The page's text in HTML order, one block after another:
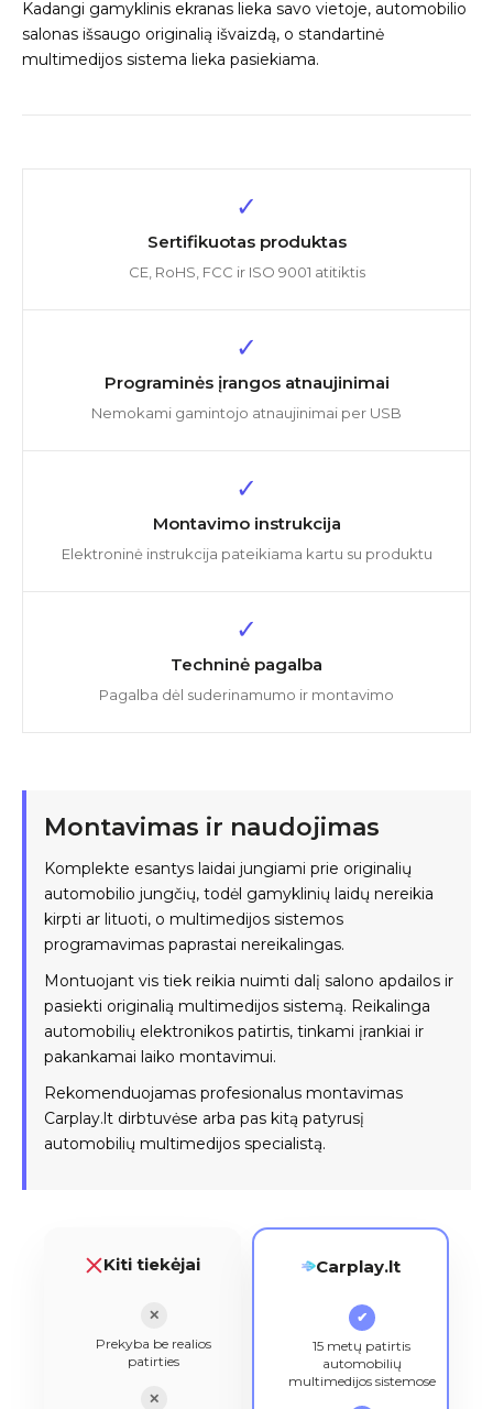
Kadangi gamyklinis ekranas lieka savo vietoje, automobilio
salonas išsaugo originalią išvaizdą, o standartinė
multimedijos sistema lieka pasiekiama.
✓
Sertifikuotas produktas
CE, RoHS, FCC ir ISO 9001 atitiktis
✓
Programinės įrangos atnaujinimai
Nemokami gamintojo atnaujinimai per USB
✓
Montavimo instrukcija
Elektroninė instrukcija pateikiama kartu su produktu
✓
Techninė pagalba
Pagalba dėl suderinamumo ir montavimo
Montavimas ir naudojimas
Komplekte esantys laidai jungiami prie originalių
automobilio jungčių, todėl gamyklinių laidų nereikia
kirpti ar lituoti, o multimedijos sistemos
programavimas paprastai nereikalingas.
Montuojant vis tiek reikia nuimti dalį salono apdailos ir
pasiekti originalią multimedijos sistemą. Reikalinga
automobilių elektronikos patirtis, tinkami įrankiai ir
pakankamai laiko montavimui.
Rekomenduojamas profesionalus montavimas
Carplay.lt dirbtuvėse arba pas kitą patyrusį
automobilių multimedijos specialistą.
Kiti tiekėjai
✕
Prekyba be realios
patirties
✕
Carplay.lt
✔
15 metų patirtis
automobilių
multimedijos sistemose